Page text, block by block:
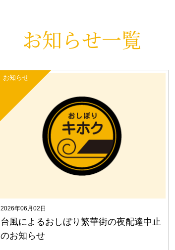
お知らせ一覧
2026年06月02日
台風によるおしぼり繁華街の夜配達中止
のお知らせ